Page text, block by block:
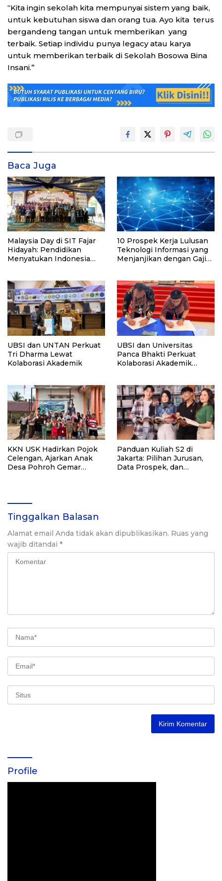
“Kita ingin sekolah kita mempunyai sistem yang baik,
untuk kebutuhan siswa dan orang tua. Ayo kita terus
bergandeng tangan untuk memberikan yang
terbaik. Setiap individu punya legacy atau karya
untuk memberikan terbaik di Sekolah Bosowa Bina
Insani.”
Baca Juga
Malaysia Day di SIT Fajar
Hidayah: Pendidikan
Menyatukan Indonesia
10 Prospek Kerja Lulusan
Teknologi Informasi yang
Menjanjikan dengan Gaji
UBSI dan UNTAN Perkuat
Tri Dharma Lewat
Kolaborasi Akademik
UBSI dan Universitas
Panca Bhakti Perkuat
Kolaborasi Akademik
KKN USK Hadirkan Pojok
Celengan, Ajarkan Anak
Desa Pohroh Gemar
Panduan Kuliah S2 di
Jakarta: Pilihan Jurusan,
Data Prospek, dan
Tinggalkan Balasan
Alamat email Anda tidak akan dipublikasikan. Ruas yang
wajib ditandai *
Profile